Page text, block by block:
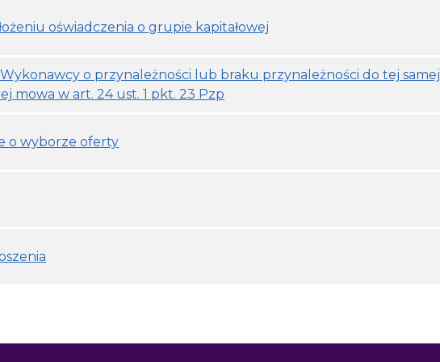
oświadczenia o grupie kapitałowej
Wykonawcy o przynależności lub braku przynależności do tej samej
mowa w art. 24 ust. 1 pkt. 23 Pzp
o wyborze oferty